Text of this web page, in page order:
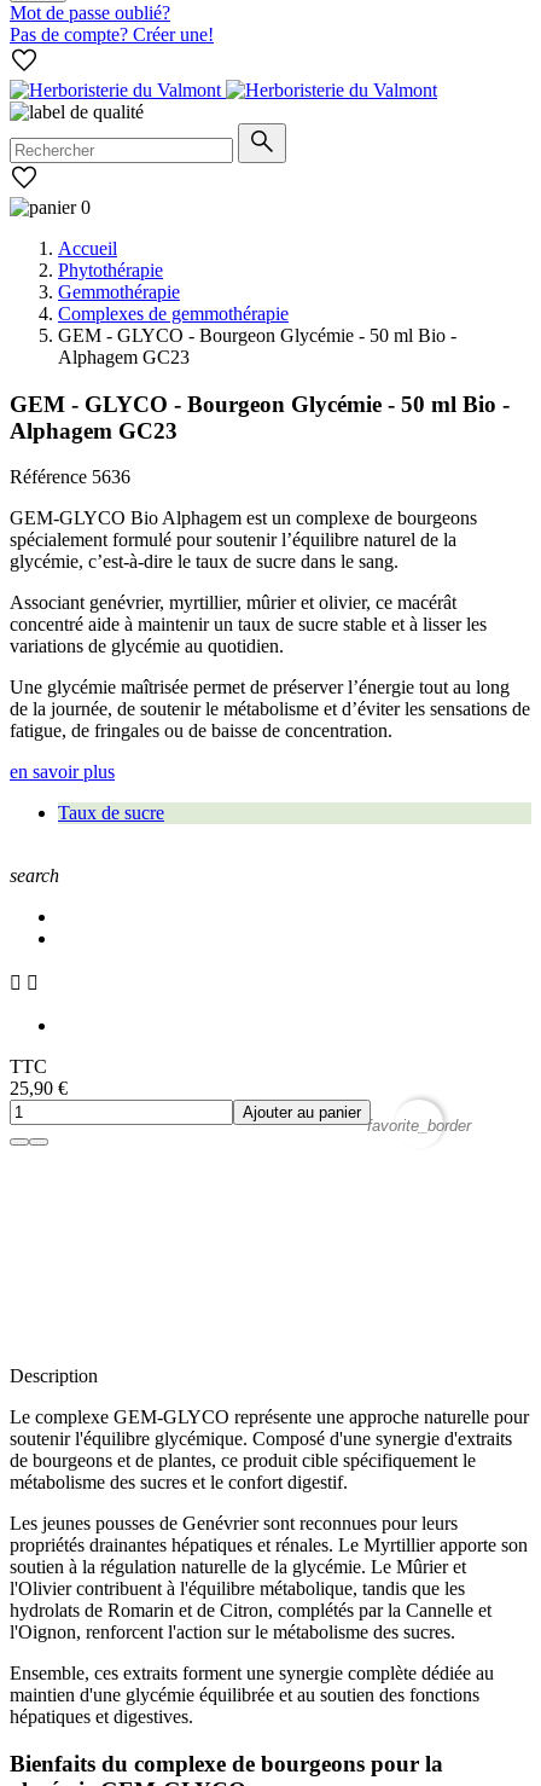
Mot de passe oublié?
Pas de compte? Créer une!
0
Accueil
Phytothérapie
Gemmothérapie
Complexes de gemmothérapie
GEM - GLYCO - Bourgeon Glycémie - 50 ml Bio -
Alphagem GC23
GEM - GLYCO - Bourgeon Glycémie - 50 ml Bio -
Alphagem GC23
Référence 5636
GEM-GLYCO Bio Alphagem est un complexe de bourgeons
spécialement formulé pour soutenir l’équilibre naturel de la
glycémie, c’est-à-dire le taux de sucre dans le sang.
Associant genévrier, myrtillier, mûrier et olivier, ce macérât
concentré aide à maintenir un taux de sucre stable et à lisser les
variations de glycémie au quotidien.
Une glycémie maîtrisée permet de préserver l’énergie tout au long
de la journée, de soutenir le métabolisme et d’éviter les sensations de
fatigue, de fringales ou de baisse de concentration.
en savoir plus
Taux de sucre
search
 
TTC
25,90 €
Ajouter au panier
favorite_border
Description
Le complexe GEM-GLYCO représente une approche naturelle pour
soutenir l'équilibre glycémique. Composé d'une synergie d'extraits
de bourgeons et de plantes, ce produit cible spécifiquement le
métabolisme des sucres et le confort digestif.
Les jeunes pousses de Genévrier sont reconnues pour leurs
propriétés drainantes hépatiques et rénales. Le Myrtillier apporte son
soutien à la régulation naturelle de la glycémie. Le Mûrier et
l'Olivier contribuent à l'équilibre métabolique, tandis que les
hydrolats de Romarin et de Citron, complétés par la Cannelle et
l'Oignon, renforcent l'action sur le métabolisme des sucres.
Ensemble, ces extraits forment une synergie complète dédiée au
maintien d'une glycémie équilibrée et au soutien des fonctions
hépatiques et digestives.
Bienfaits du complexe de bourgeons pour la